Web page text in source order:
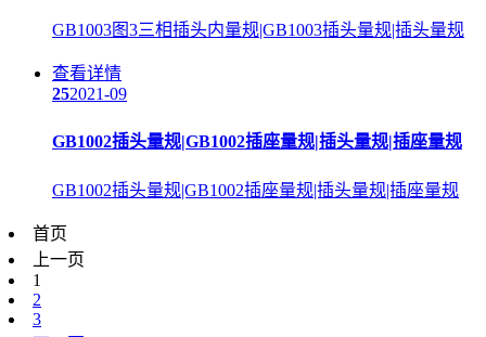
GB1003图3三相插头内量规|GB1003插头量规|插头量规
查看详情
252021-09
GB1002插头量规|GB1002插座量规|插头量规|插座量规
GB1002插头量规|GB1002插座量规|插头量规|插座量规
首页
上一页
1
2
3